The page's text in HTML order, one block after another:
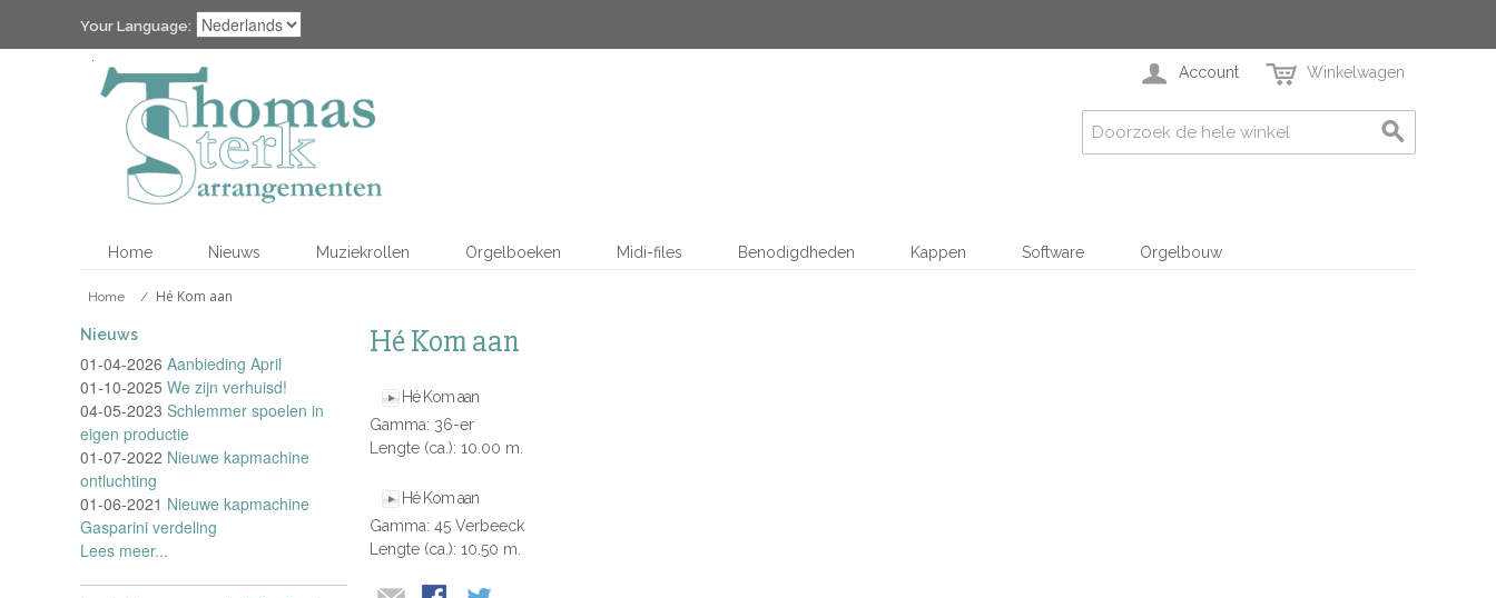
Your Language:
Account Winkelwagen
Home Nieuws Muziekrollen Orgelboeken Midi-files Benodigdheden Kappen Software Orgelbouw
Home / Hé Kom aan
Hé Kom aan
Hé Kom aan
Gamma: 36-er
Lengte (ca.): 10.00 m.
Hé Kom aan
Gamma: 45 Verbeeck
Lengte (ca.): 10.50 m.
Nieuws
01-04-2026 Aanbieding April
01-10-2025 We zijn verhuisd!
04-05-2023 Schlemmer spoelen in
eigen productie
01-07-2022 Nieuwe kapmachine
ontluchting
01-06-2021 Nieuwe kapmachine
Gasparini verdeling
Lees meer...